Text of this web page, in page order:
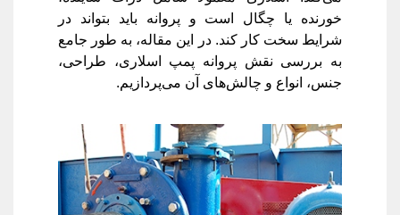
خورنده یا چگال است و پروانه باید بتواند در
شرایط سخت کار کند. در این مقاله، به طور جامع
به بررسی نقش پروانه پمپ اسلاری، طراحی،
جنس، انواع و چالش‌های آن می‌پردازیم.